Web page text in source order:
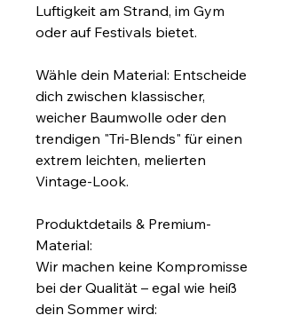
Luftigkeit am Strand, im Gym
oder auf Festivals bietet.
Wähle dein Material: Entscheide
dich zwischen klassischer,
weicher Baumwolle oder den
trendigen "Tri-Blends" für einen
extrem leichten, melierten
Vintage-Look.
Produktdetails & Premium-
Material:
Wir machen keine Kompromisse
bei der Qualität – egal wie heiß
dein Sommer wird: